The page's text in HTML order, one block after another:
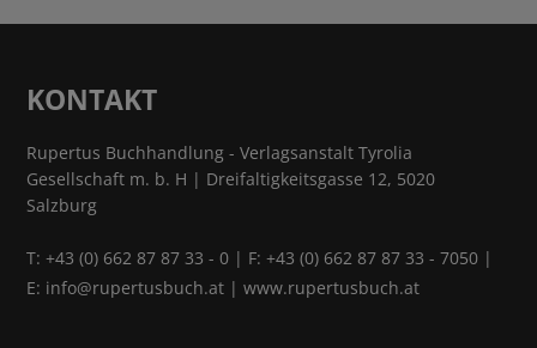
KONTAKT
Rupertus Buchhandlung - Verlagsanstalt Tyrolia
Gesellschaft m. b. H | Dreifaltigkeitsgasse 12, 5020
Salzburg
T:+43 (0) 662 87 87 33 - 0 | F: +43 (0) 662 87 87 33 - 7050 |
E: info@rupertusbuch.at |www.rupertusbuch.at